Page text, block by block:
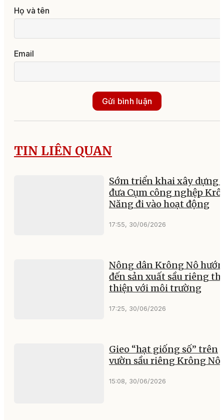
Họ và tên
Email
Gửi bình luận
TIN LIÊN QUAN
Sớm triển khai xây dựng
đưa Cụm công nghệp
Năng đi vào hoạt động
17:55, 30/06/2026
Nông dân Krông Nô
đến sản xuất sầu riêng
thiện với môi trường
17:25, 30/06/2026
Gieo “hạt giống số” trên
vườn sầu riêng Krông Nô
15:08, 30/06/2026